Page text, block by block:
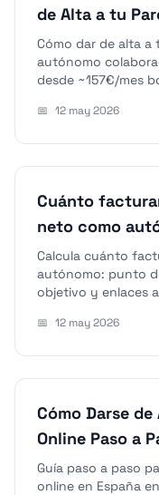
de Alta a tu
Negocio
Cómo dar de alta
autónomo
desde ~157€/mes
📅 12 may 2026
Cuánto
neto como
Calcula cuánto
autónomo: punto
objetivo y enlaces
📅 12 may 2026
Cómo Darse
Online Paso a
Guía paso a paso
online en España